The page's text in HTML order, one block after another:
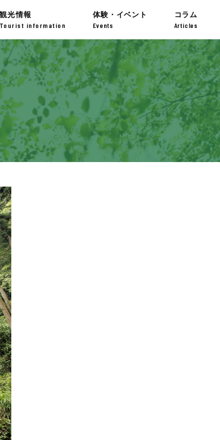
光情報
information
体験・イベント
Events
コラム
Articles